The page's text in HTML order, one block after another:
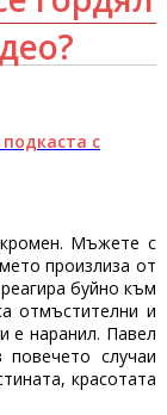
с
Мъжете с
произлиза от
буйно към
отмъстителни и
е наранил. Павел
случаи
красотата